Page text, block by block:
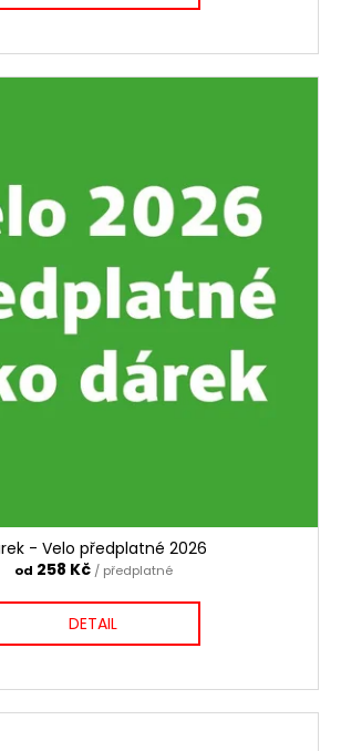
- Velo předplatné 2026
od 258 Kč / předplatné
DETAIL